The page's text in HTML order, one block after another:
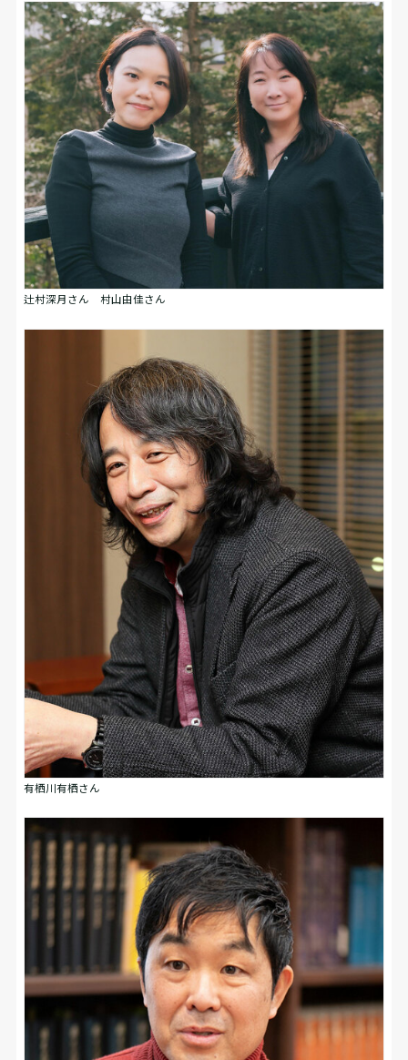
辻村深月さん 村山由佳さん
有栖川有栖さん